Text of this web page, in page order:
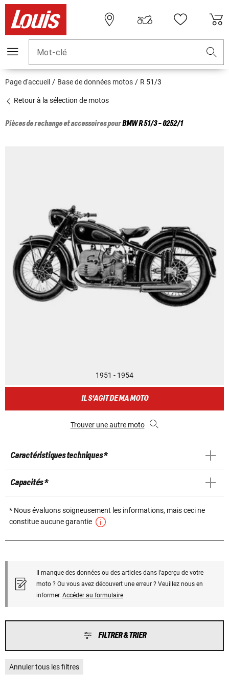
Mot-clé
Page d'accueil Base de données motos R 51/3
Retour à la sélection de motos
Pièces de rechange et accessoires pourBMWR 51/3 - 0252/1
1951 - 1954
IL S'AGIT DE MA MOTO
Trouver une autre moto
Caractéristiques techniques *
Capacités *
* Nous évaluons soigneusement les informations, mais ceci ne
constitue aucune garantie
Il manque des données ou des articles dans l'aperçu de votre
moto ? Ou vous avez découvert une erreur ? Veuillez nous en
informer. Accéder au formulaire
FILTRER & TRIER
Annuler tous les filtres